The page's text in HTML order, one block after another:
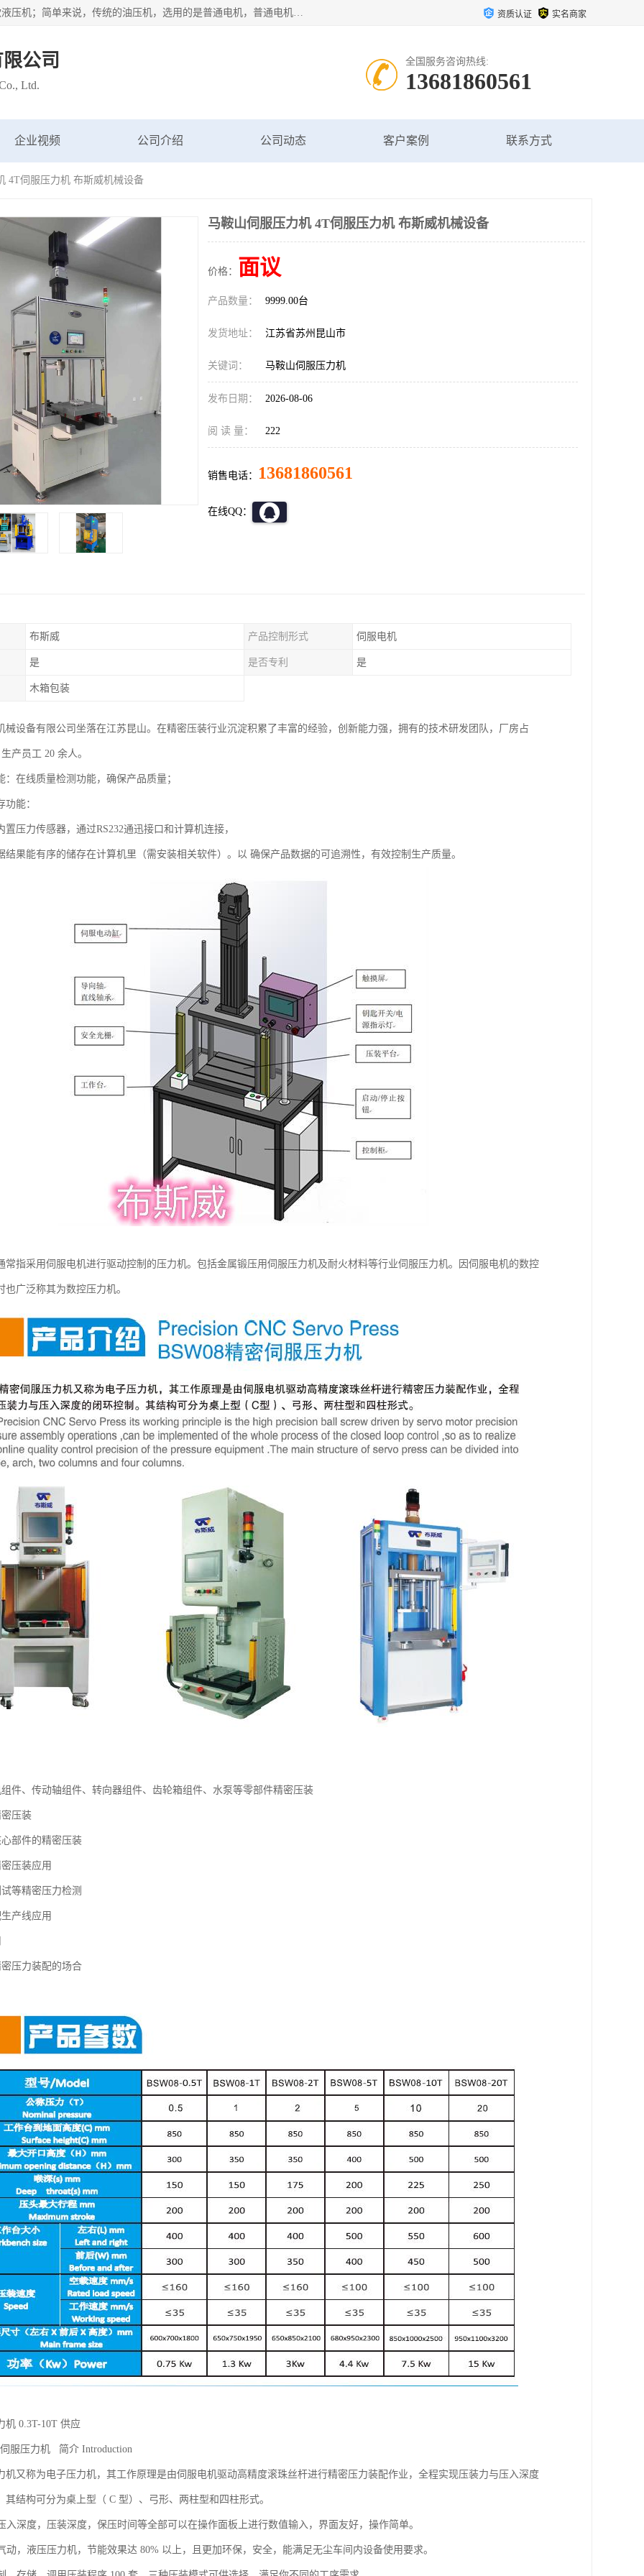
苏州布斯威机械设备有限公司主要经营：伺服油压机也是一款液压机；简单来说，传统的油压机，选用的是普通电机，普通电机容易发热，容易烧坏。伺服油压机采用先进的伺服电机，一般选用汇川 、日本大金、台达等品牌。伺服电机配套伺服泵还有伺服驱动器等部件，这样机器的电机过热，能耗的控制、机器工作的噪音都得到了完美的解决。 资质认证 实名商家
公司
Ltd.
全国服务咨询热线:
13681860561
企业视频 公司介绍 公司动态 客户案例 联系方式
4T伺服压力机 布斯威机械设备
马鞍山伺服压力机 4T伺服压力机 布斯威机械设备
价格： 面议
产品数量： 9999.00台
发货地址： 江苏省苏州昆山市
关键词： 马鞍山伺服压力机
发布日期： 2026-08-06
阅 读 量： 222
销售电话： 13681860561
在线QQ：
布斯威 产品控制形式 伺服电机
是 是否专利 是
木箱包装
械设备有限公司坐落在江苏昆山。在精密压装行业沉淀积累了丰富的经验，创新能力强，拥有的技术研发团队，厂房占
产员工 20 余人。
：在线质量检测功能，确保产品质量；
功能：
置压力传感器，通过RS232通迅接口和计算机连接，
结果能有序的储存在计算机里（需安装相关软件）。以 确保产品数据的可追溯性，有效控制生产质量。
常指采用伺服电机进行驱动控制的压力机。包括金属锻压用伺服压力机及耐火材料等行业伺服压力机。因伺服电机的数控
也广泛称其为数控压力机。
件、传动轴组件、转向器组件、齿轮箱组件、水泵等零部件精密压装
压装
部件的精密压装
压装应用
等精密压力检测
产线应用
压力装配的场合
机 0.3T-10T 供应
服压力机 简介 Introduction
机又称为电子压力机，其工作原理是由伺服电机驱动高精度滚珠丝杆进行精密压力装配作业，全程实现压装力与压入深度
其结构可分为桌上型（ C 型）、弓形、两柱型和四柱形式。
入深度，压装深度，保压时间等全部可以在操作面板上进行数值输入，界面友好，操作简单。
动，液压压力机，节能效果达 80% 以上，且更加环保，安全，能满足无尘车间内设备使用要求。